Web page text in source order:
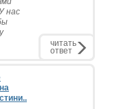
нас
читать
ответ